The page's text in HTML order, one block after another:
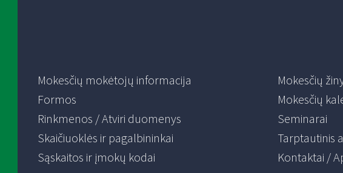
Mokesčių mokėtojų informacija
Formos
Rinkmenos / Atviri duomenys
Skaičiuoklės ir pagalbininkai
Sąskaitos ir įmokų kodai
Mokesčių
Mokesčių
Seminarai
Tarptautinis
Kontaktai /